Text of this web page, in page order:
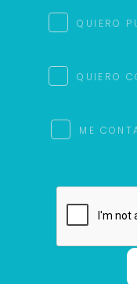
QUIERO
QUIERO
ME